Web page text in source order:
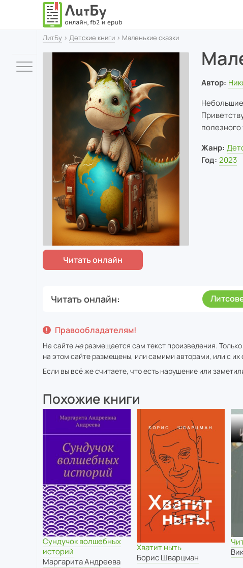
ЛитБу › Детские книги › Маленькие сказки
Автор:
Жанр:
Год: 2023
Читать онлайн
Правообладателям!
На сайте неразмещается сам текст произведения.
на этом сайте размещены, или самими авторами, или с
Если вы всё же считаете, что есть нарушение или
Похожие книги
Сундучок волшебных
историй
Маргарита Андреева
Хватит ныть
Борис Шварцман